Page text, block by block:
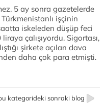
5 ay sonra gazetelerde
işçinin
iskeleden düşüp feci
çalışıyordu. Sigortası,
şirkete açılan dava
daha çok para etmişti.
kategorideki sonraki blog